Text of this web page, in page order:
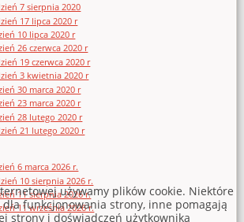
7 sierpnia 2020
17 lipca 2020 r
10 lipca 2020 r
26 czerwca 2020 r
19 czerwca 2020 r
3 kwietnia 2020 r
30 marca 2020 r
23 marca 2020 r
28 lutego 2020 r
21 lutego 2020 r
6 marca 2026 r.
10 sierpnia 2026 r.
11 sierpnia 2026 r.
11 września 2026 r.
używamy plików cookie. Niektóre
funkcjonowania strony, inne pomagają
strony i doświadczeń użytkownika